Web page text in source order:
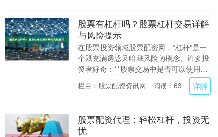
股票有杠杆吗？股票杠杆交易详解
与风险提示
在股票投资领域股票配资网，“杠杆”是一
个既充满诱惑又暗藏风险的概念。许多投
资者好奇：**股票交易中是否可以使用杠
杆？** 答案是肯定的。本文将详细解析股
票杠杆交....
栏目：股票配资资讯网 阅读：63 详解
股票配资代理：轻松杠杆，投资无
忧